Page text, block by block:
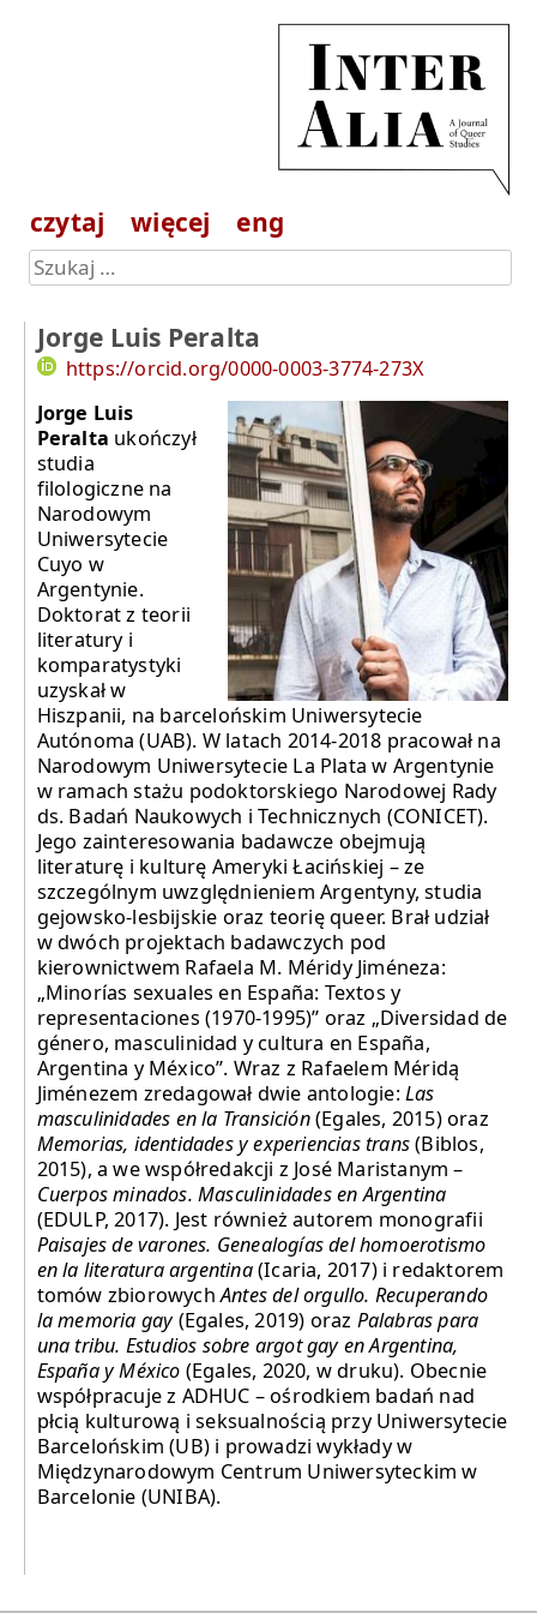
czytaj więcej eng
Jorge Luis Peralta
https://orcid.org/0000-0003-3774-273X
Jorge Luis
Peralta ukończył
studia
filologiczne na
Narodowym
Uniwersytecie
Cuyo w
Argentynie.
Doktorat z teorii
literatury i
komparatystyki
uzyskał w
Hiszpanii, na barcelońskim Uniwersytecie
Autónoma (UAB). W latach 2014-2018 pracował na
Narodowym Uniwersytecie La Plata w Argentynie
w ramach stażu podoktorskiego Narodowej Rady
ds. Badań Naukowych i Technicznych (CONICET).
Jego zainteresowania badawcze obejmują
literaturę i kulturę Ameryki Łacińskiej – ze
szczególnym uwzględnieniem Argentyny, studia
gejowsko-lesbijskie oraz teorię queer. Brał udział
w dwóch projektach badawczych pod
kierownictwem Rafaela M. Méridy Jiméneza:
„Minorías sexuales en España: Textos y
representaciones (1970-1995)” oraz „Diversidad de
género, masculinidad y cultura en España,
Argentina y México”. Wraz z Rafaelem Méridą
Jiménezem zredagował dwie antologie:Las
masculinidades en la Transición(Egales, 2015) oraz
Memorias, identidades y experiencias trans(Biblos,
2015), a we współredakcji z José Maristanym –
Cuerpos minados. Masculinidades en Argentina
(EDULP, 2017). Jest również autorem monografii
Paisajes de varones. Genealogías del homoerotismo
en la literatura argentina(Icaria, 2017) i redaktorem
tomów zbiorowychAntes del orgullo. Recuperando
la memoria gay(Egales, 2019) oraz Palabras para
una tribu. Estudios sobre argot gay en Argentina,
España y México (Egales, 2020, w druku). Obecnie
współpracuje z ADHUC – ośrodkiem badań nad
płcią kulturową i seksualnością przy Uniwersytecie
Barcelońskim (UB) i prowadzi wykłady w
Międzynarodowym Centrum Uniwersyteckim w
Barcelonie (UNIBA).